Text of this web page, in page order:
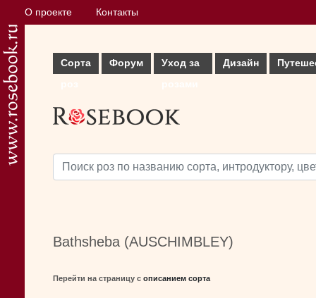
О проекте Контакты
Сорта
Форум
Уход за
Дизайн
Bathsheba (AUSCHIMBLEY)
Перейти на страницу с описанием сорта